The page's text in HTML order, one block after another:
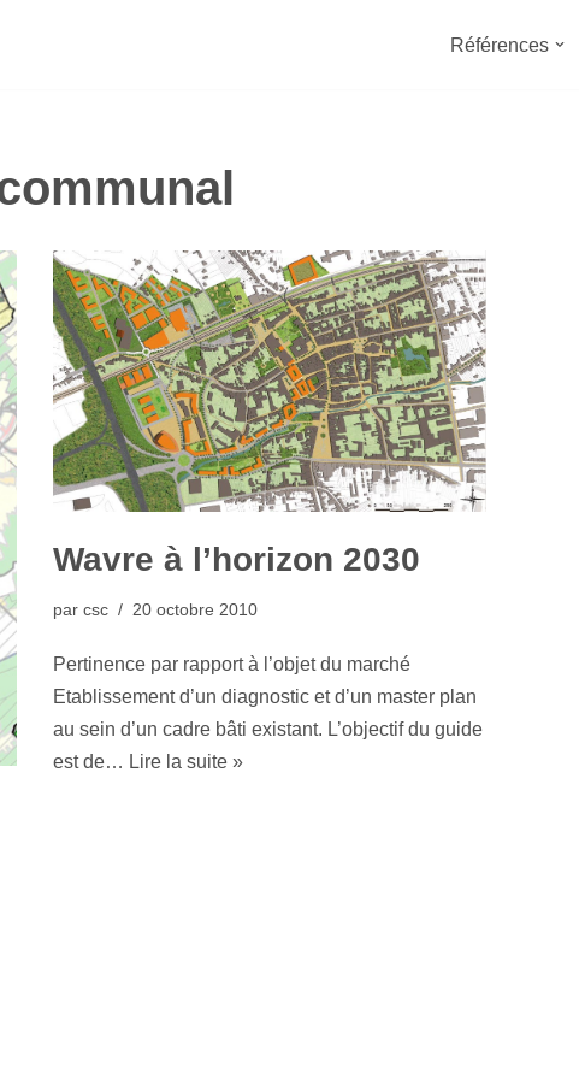
Références
Wavre à l’horizon 2030
par csc 20 octobre 2010
Pertinence par rapport à l’objet du marché
Etablissement d’un diagnostic et d’un master plan
au sein d’un cadre bâti existant. L’objectif du guide
est de… Lire la suite »